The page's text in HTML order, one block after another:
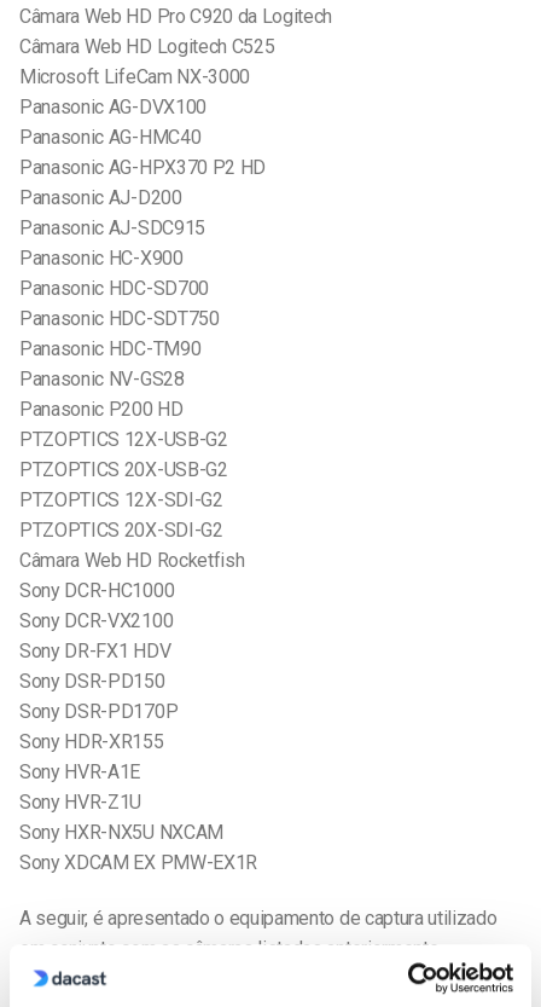
Câmara Web HD Pro C920 da Logitech
Câmara Web HD Logitech C525
Microsoft LifeCam NX-3000
Panasonic AG-DVX100
Panasonic AG-HMC40
Panasonic AG-HPX370 P2 HD
Panasonic AJ-D200
Panasonic AJ-SDC915
Panasonic HC-X900
Panasonic HDC-SD700
Panasonic HDC-SDT750
Panasonic HDC-TM90
Panasonic NV-GS28
Panasonic P200 HD
PTZOPTICS 12X-USB-G2
PTZOPTICS 20X-USB-G2
PTZOPTICS 12X-SDI-G2
PTZOPTICS 20X-SDI-G2
Câmara Web HD Rocketfish
Sony DCR-HC1000
Sony DCR-VX2100
Sony DR-FX1 HDV
Sony DSR-PD150
Sony DSR-PD170P
Sony HDR-XR155
Sony HVR-A1E
Sony HVR-Z1U
Sony HXR-NX5U NXCAM
Sony XDCAM EX PMW-EX1R
A seguir, é apresentado o equipamento de captura utilizado
em conjunto com as câmaras listadas anteriormente.